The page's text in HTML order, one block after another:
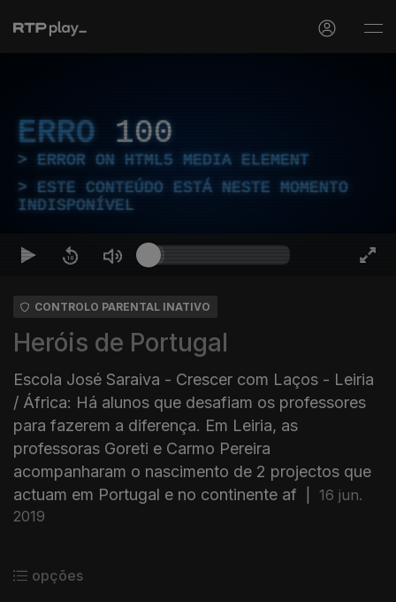
ERRO 100
ERROR ON HTML5 MEDIA ELEMENT
ESTE CONTEÚDO ESTÁ NESTE MOMENTO
INDISPONÍVEL
CONTROLO PARENTAL INATIVO
Heróis de Portugal
Escola José Saraiva - Crescer com Laços - Leiria
/ África: Há alunos que desafiam os professores
para fazerem a diferença. Em Leiria, as
professoras Goreti e Carmo Pereira
acompanharam o nascimento de 2 projectos que
actuam em Portugal e no continente af
16 jun.
2019
opções